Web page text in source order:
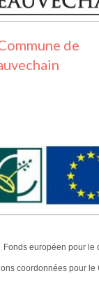
de
Fonds européen pour le
coordonnées pour